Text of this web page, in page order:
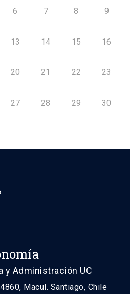
6 7 8 9
13 14 15 16
20 21 22 23
27 28 29 30
y Administración UC
Macul. Santiago, Chile